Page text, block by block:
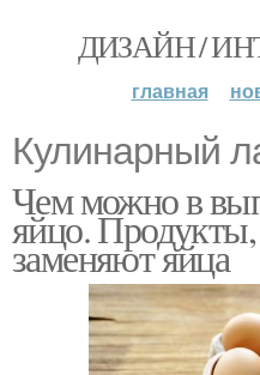
ДИЗАЙН /
главная
Кулинарный
Чем можно в
яйцо.
заменяют яйца